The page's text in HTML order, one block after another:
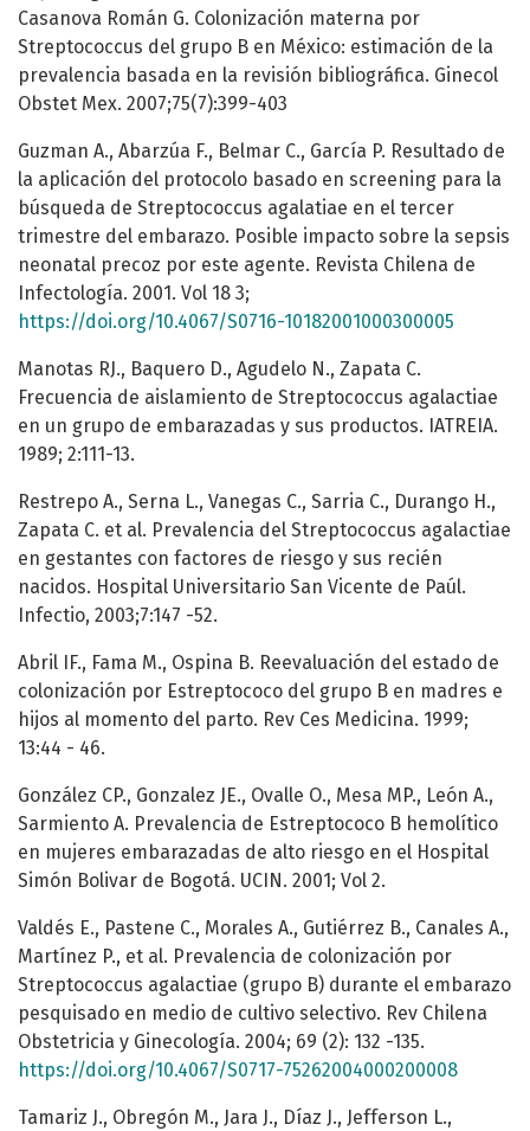
Casanova Román G. Colonización materna por
Streptococcus del grupo B en México: estimación de la
prevalencia basada en la revisión bibliográfica. Ginecol
Obstet Mex. 2007;75(7):399-403
Guzman A., Abarzúa F., Belmar C., García P. Resultado de
la aplicación del protocolo basado en screening para la
búsqueda de Streptococcus agalatiae en el tercer
trimestre del embarazo. Posible impacto sobre la sepsis
neonatal precoz por este agente. Revista Chilena de
Infectología. 2001. Vol 18 3;
https://doi.org/10.4067/S0716-10182001000300005
Manotas RJ., Baquero D., Agudelo N., Zapata C.
Frecuencia de aislamiento de Streptococcus agalactiae
en un grupo de embarazadas y sus productos. IATREIA.
1989; 2:111-13.
Restrepo A., Serna L., Vanegas C., Sarria C., Durango H.,
Zapata C. et al. Prevalencia del Streptococcus agalactiae
en gestantes con factores de riesgo y sus recién
nacidos. Hospital Universitario San Vicente de Paúl.
Infectio, 2003;7:147 -52.
Abril IF., Fama M., Ospina B. Reevaluación del estado de
colonización por Estreptococo del grupo B en madres e
hijos al momento del parto. Rev Ces Medicina. 1999;
13:44 - 46.
González CP., Gonzalez JE., Ovalle O., Mesa MP., León A.,
Sarmiento A. Prevalencia de Estreptococo B hemolítico
en mujeres embarazadas de alto riesgo en el Hospital
Simón Bolivar de Bogotá. UCIN. 2001; Vol 2.
Valdés E., Pastene C., Morales A., Gutiérrez B., Canales A.,
Martínez P., et al. Prevalencia de colonización por
Streptococcus agalactiae (grupo B) durante el embarazo
pesquisado en medio de cultivo selectivo. Rev Chilena
Obstetricia y Ginecología. 2004; 69 (2): 132 -135.
https://doi.org/10.4067/S0717-75262004000200008
Tamariz J., Obregón M., Jara J., Díaz J., Jefferson L.,